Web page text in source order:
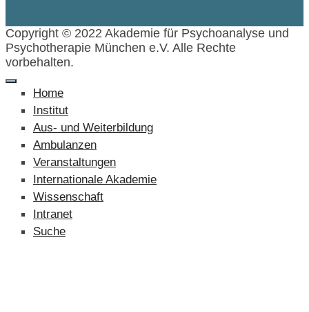
Copyright © 2022 Akademie für Psychoanalyse und
Psychotherapie München e.V. Alle Rechte
vorbehalten.
Home
Institut
Aus- und Weiterbildung
Ambulanzen
Veranstaltungen
Internationale Akademie
Wissenschaft
Intranet
Suche